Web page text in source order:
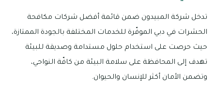
تدخل شركة المبيدون ضمن قائمة أفضل شركات مكافحة
الحشرات في دبي الموفّرة للخدمات المختلفة بالجودة الممتازة،
حيث حرصت على استخدام حلول مستدامة وصديقة للبيئة
تهدف إلى المحافظة على سلامة البيئة من كافّة النواحي،
وتضمن الأمان أكثر للإنسان والحيوان.